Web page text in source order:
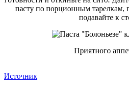
пасту по порционным тарелкам,
подавайте к
Приятного
Источник